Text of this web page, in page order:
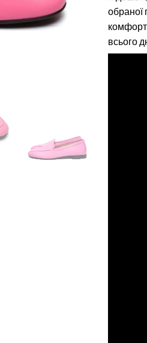
всього